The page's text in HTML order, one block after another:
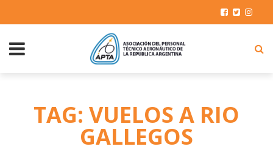
TAG: VUELOS A RIO
GALLEGOS